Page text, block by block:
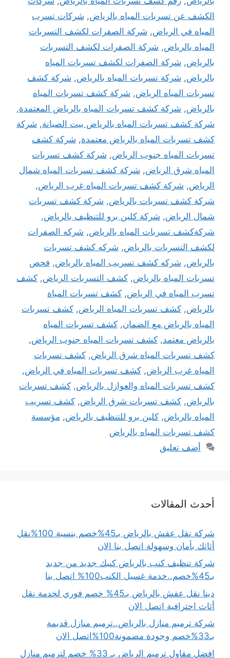
الكشف عن تسربات المياه بالرياض, شركات تسرب
المياه في الرياض, شركة الصفرات لكشف التسربات
المياه بالرياض, شركة الصفرات لكشف التسربات
بالرياض, شركة الصفرات لكشف تسربات المياه
بالرياض, شركة تسربات المياه بالرياض, شركة كشف
تسربات المياه الرياض, شركة كشف تسربات المياه
بالرياض, شركة كشف تسربات المياه بالرياض المعتمدة,
شركة كشف تسربات المياه بالرياض بيت الصيانة, شركة
كشف تسربات المياه بالرياض معتمدة, شركة كشف
تسربات المياه جنوب الرياض, شركة كشف تسربات
المياه شرق الرياض, شركة كشف تسربات المياه شمال
الرياض, شركة كشف تسربات المياه غرب الرياض,
شركة كشف تسربات بالرياض, شركة كشف تسربات
شمال الرياض, شركة كلين برو للتنظيف بالرياض,
شركةكشف تسربات المياه بالرياض, شركه الصفرات
لكشف التسربات بالرياض, شركه كشف تسربات
بالرياض, شركه كشف تسريب المياه بالرياض, فحص
تسربات المياه بالرياض, كشف التسربات الرياض, كشف
تسرب المياه في الرياض, كشف تسربات المياة
بالرياض, كشف تسربات المياه الرياض, كشف تسربات
المياه بالرياض مع الضمان, كشف تسربات المياه
بالرياض معتمد, كشف تسربات المياه جنوب الرياض,
كشف تسربات المياه شرق الرياض, كشف تسربات
المياه غرب الرياض, كشف تسربات المياه في الرياض,
كشف تسربات المياه والعوازل بالرياض, كشف تسربات
بالرياض, كشف تسربات شرق الرياض, كشف تسريب
المياه بالرياض, كلين برو للتنظيف بالرياض, مؤسسة
كشف تسربات المياه بالرياض
أضف تعليق
أحدث المقالات
شركة نقل عفش بالرياض بـ45%خصم بنسبة 100%نقل
أثاثك بأمان وسهولة اتصل بنا الان
شركة تنظيف كنب بالرياض كنبك جديد من جديد
بـ45%خصم..خدمة غسيل الكنب100% اتصل بنا
دينا نقل عفش بالرياض بـ45% خصم فوري لخدمة نقل
أثاث احترافية اتصل الان
شركة ترميم منازل بالرياض..ترميم منازل قديمة
بـ33%خصم وجودة مضمونة100%اتصل الان
افضل مقاول ترميم الرياض بـ 33% خصم لترميم منازل